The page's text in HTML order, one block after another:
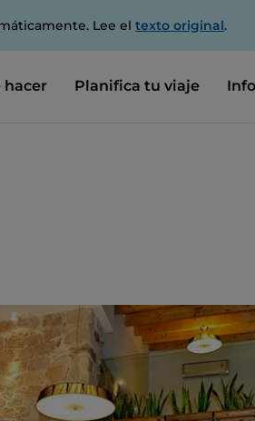
Lee el texto original.
hacer Planifica tu viaje